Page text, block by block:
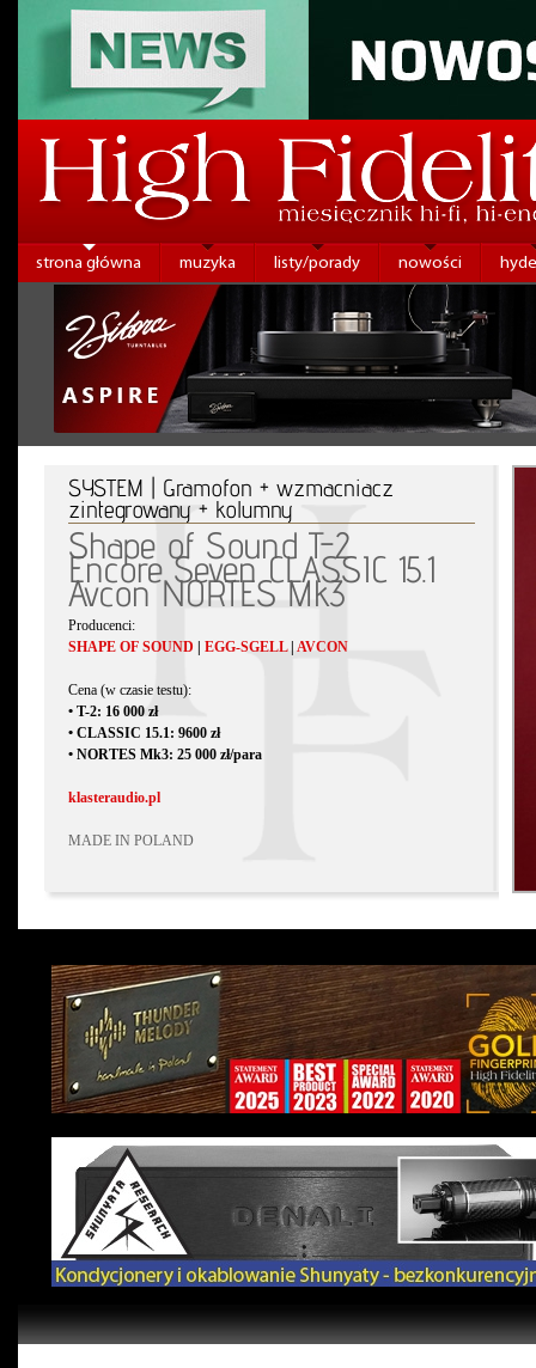
strona główna muzyka listy/porady nowości
SYSTEM | Gramofon + wzmacniacz
zintegrowany + kolumny
Shape of Sound T-2
Encore Seven CLASSIC 15.1
Avcon NORTES Mk3
Producenci:
SHAPE OF SOUND
EGG-SGELL| AVCON
Cena (w czasie testu):
• T-2: 16 000 zł
• CLASSIC 15.1: 9600 zł
• NORTES Mk3: 25 000 zł/para
klasteraudio.pl
MADE IN POLAND